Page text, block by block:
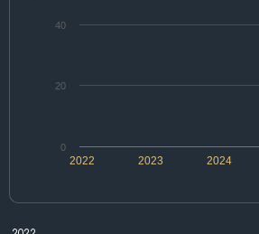
2022 2024
2023
0
20
40